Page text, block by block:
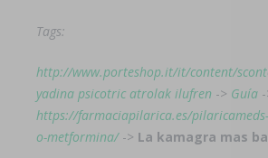
Tags:
http://www.porteshop.it/it/content/
yadina psicotric atrolak ilufren -> Guía
https://farmaciapilarica.es/
o-metformina/-> La kamagra mas